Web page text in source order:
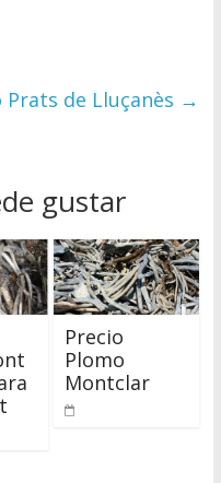
Prats de Lluçanès →
gustar
Precio
Plomo
Montclar